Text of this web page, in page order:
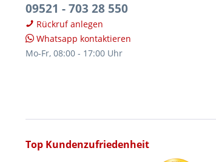
09521 - 703 28 550
Rückruf anlegen
Whatsapp kontaktieren
Mo-Fr, 08:00 - 17:00 Uhr
Top Kundenzufriedenheit